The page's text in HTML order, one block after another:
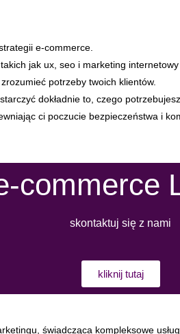
e-commerce.
jak ux, seo i marketing
potrzeby twoich klientów.
dokładnie to, czego
ci poczucie bezpieczeństwa i
commerce
skontaktuj się z nami
kliknij tutaj
świadcząca kompleksowe